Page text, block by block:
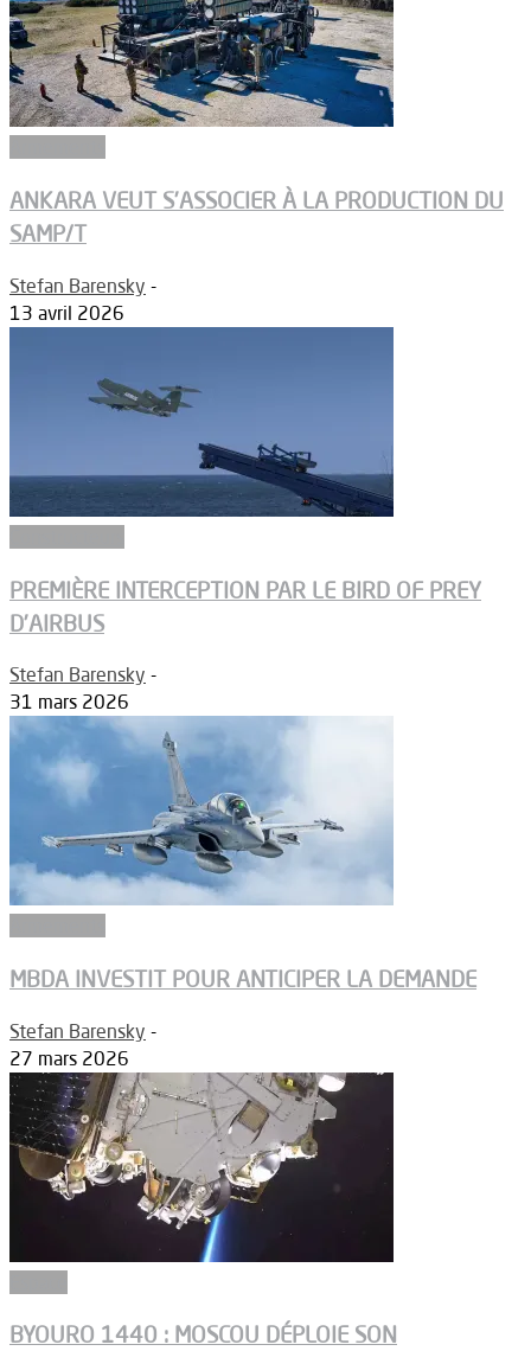
ANKARA VEUT S’ASSOCIER À LA PRODUCTION DU
SAMP/T
Stefan Barensky -
13 avril 2026
PREMIÈRE INTERCEPTION PAR LE BIRD OF PREY
D’AIRBUS
Stefan Barensky -
31 mars 2026
MBDA INVESTIT POUR ANTICIPER LA DEMANDE
Stefan Barensky -
27 mars 2026
BYOURO 1440 : MOSCOU DÉPLOIE SON